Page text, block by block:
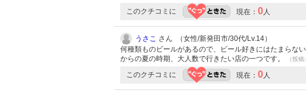
このクチコミに 現在： 0人
うさこ さん （女性/新発田市/30代/Lv.14）
何種類ものビールがあるので、ビール好きにはたまらな
からの夏の時期、大人数で行きたい店の一つです。
（投
このクチコミに 現在： 0人